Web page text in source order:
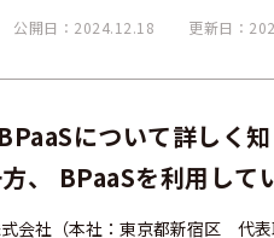
公開日：2024.12.18 更新日：
について詳しく
、 BPaaSを利用して
会社（本社：東京都新宿区 代